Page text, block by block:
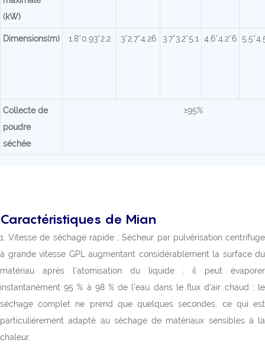
(kW)
Dimensions(m) 1.8*0.93*2.2 3*2.7*4.26 3.7*3.2*5.1 4.6*4.2*6
Collecte de
poudre
séchée
≥95%
Caractéristiques de Mian
1. Vitesse de séchage rapide ; Sécheur par pulvérisation centrifuge
à grande vitesse GPL augmentant considérablement la surface du
matériau après l'atomisation du liquide ; il peut évaporer
instantanément 95 % à 98 % de l'eau dans le flux d'air chaud ; le
séchage complet ne prend que quelques secondes, ce qui est
particulièrement adapté au séchage de matériaux sensibles à la
chaleur.